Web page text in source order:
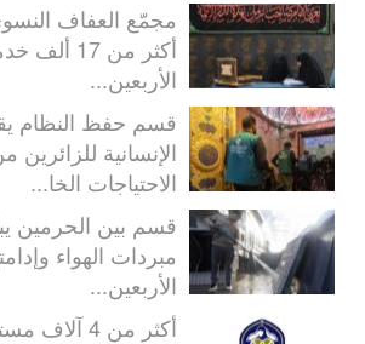
مجمّع العفاف
أكثر من 17
الأربعين...
قسم حفظ النظام
الإنسانية
الاحتياجات الخا...
قسم بين الحرمين
مبردات الهواء
الأربعين...
أكثر من 4